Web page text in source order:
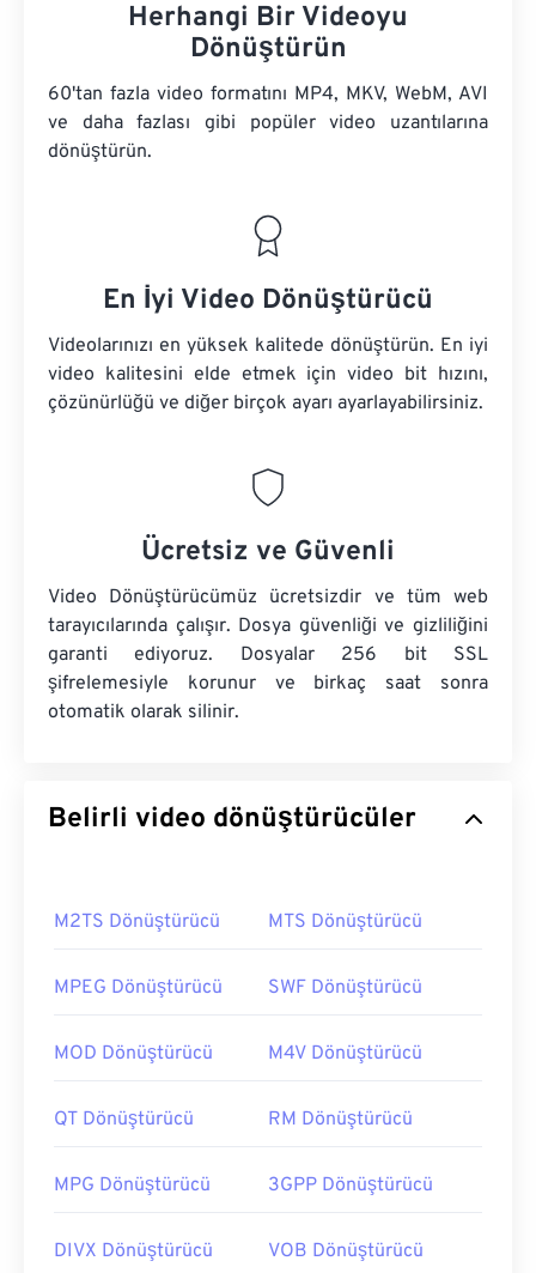
Herhangi Bir Videoyu
Dönüştürün
60'tan fazla video formatını MP4, MKV, WebM, AVI
ve daha fazlası gibi popüler video uzantılarına
dönüştürün.
En İyi Video Dönüştürücü
Videolarınızı en yüksek kalitede dönüştürün. En iyi
video kalitesini elde etmek için video bit hızını,
çözünürlüğü ve diğer birçok ayarı ayarlayabilirsiniz.
Ücretsiz ve Güvenli
Video Dönüştürücümüz ücretsizdir ve tüm web
tarayıcılarında çalışır. Dosya güvenliği ve gizliliğini
garanti ediyoruz. Dosyalar 256 bit SSL
şifrelemesiyle korunur ve birkaç saat sonra
otomatik olarak silinir.
Belirli video dönüştürücüler
M2TS Dönüştürücü MTS Dönüştürücü
MPEG Dönüştürücü SWF Dönüştürücü
MOD Dönüştürücü M4V Dönüştürücü
QT Dönüştürücü RM Dönüştürücü
MPG Dönüştürücü 3GPP Dönüştürücü
DIVX Dönüştürücü VOB Dönüştürücü